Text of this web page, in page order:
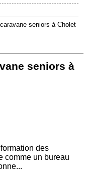
seniors à Cholet
seniors à
des
comme un bureau